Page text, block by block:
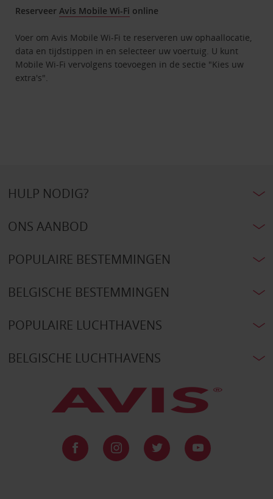
Reserveer Avis Mobile Wi-Fi online
Voer om Avis Mobile Wi-Fi te reserveren uw ophaallocatie,
data en tijdstippen in en selecteer uw voertuig. U kunt
Mobile Wi-Fi vervolgens toevoegen in de sectie "Kies uw
extra's".
HULP NODIG?
ONS AANBOD
POPULAIRE BESTEMMINGEN
BELGISCHE BESTEMMINGEN
POPULAIRE LUCHTHAVENS
BELGISCHE LUCHTHAVENS